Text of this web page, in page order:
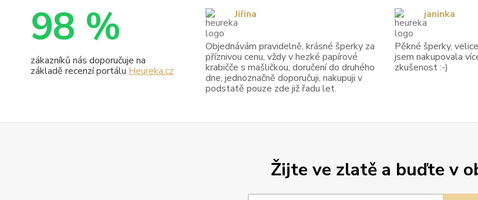
Žijte ve zlatě a buďte v
98 %
zákazníků nás doporučuje na
základě recenzí portálu Heureka.cz
Objednávám pravidelně, krásné šperky za
příznivou cenu, vždy v hezké papírové
krabičče s mašličkou, doručení do druhého
dne, jednoznačně doporučuji, nakupuji v
podstatě pouze zde již řadu let.
Jiřina
Pěkné šperky,
jsem nakupovala
zkušenost :-)
janinka